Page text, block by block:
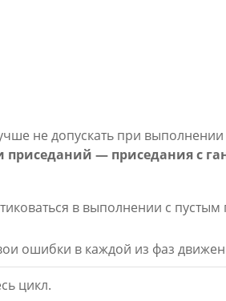
не допускать при
— приседания с
в выполнении с
ошибки в каждой из фаз
цикл.